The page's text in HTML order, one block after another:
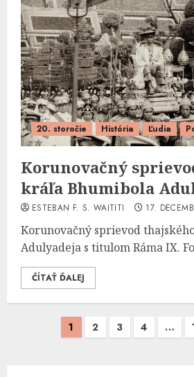
20. storočie História Ľudia
Korunovačný
kráľa Bhumibola
ESTEBAN F. S. WAITITI 17.
Korunovačný sprievod
Adulyadeja s titulom Ráma IX.
ČÍTAŤ ĎALEJ
Stránkovanie
1 2 3 4 …